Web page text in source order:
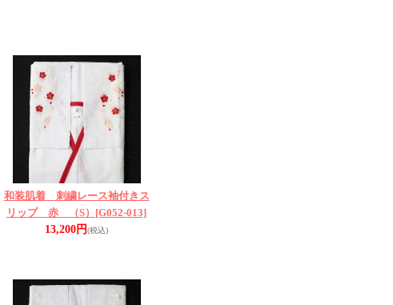
和装肌着 刺繍レース袖付きス
リップ 赤 （S） [G052-013]
13,200円(税込)